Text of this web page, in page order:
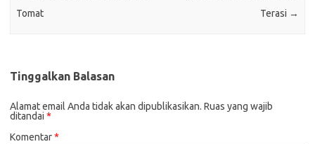
Tomat
Terasi →
Tinggalkan Balasan
Alamat email Anda tidak akan dipublikasikan. Ruas yang wajib
ditandai *
Komentar*